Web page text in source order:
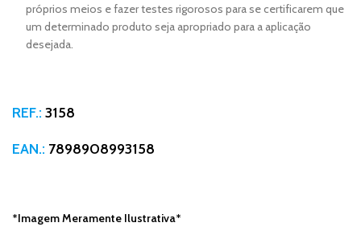
próprios meios e fazer testes rigorosos para se certificarem que
um determinado produto seja apropriado para a aplicação
desejada.
REF.: 3158
EAN.: 7898908993158
*Imagem Meramente Ilustrativa*